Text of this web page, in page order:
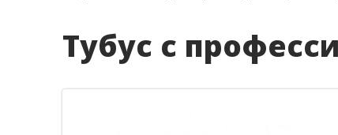
Тубус с